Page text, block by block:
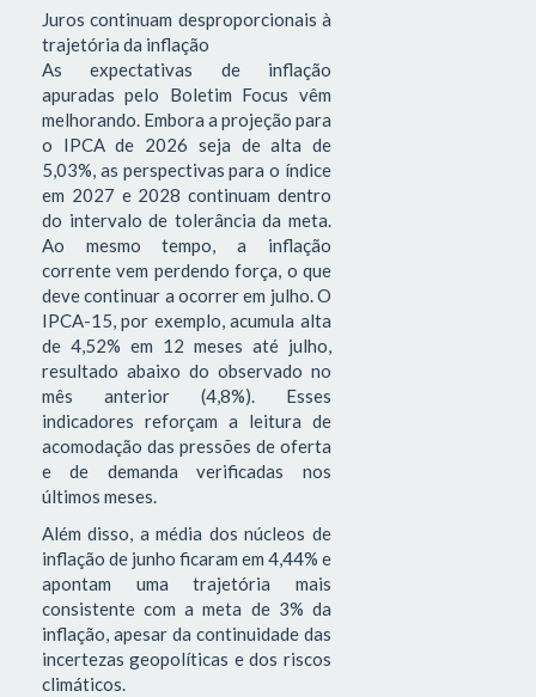
Juros continuam desproporcionais à
trajetória da inflação
As expectativas de inflação
apuradas pelo Boletim Focus vêm
melhorando. Embora a projeção para
o IPCA de 2026 seja de alta de
5,03%, as perspectivas para o índice
em 2027 e 2028 continuam dentro
do intervalo de tolerância da meta.
Ao mesmo tempo, a inflação
corrente vem perdendo força, o que
deve continuar a ocorrer em julho. O
IPCA-15, por exemplo, acumula alta
de 4,52% em 12 meses até julho,
resultado abaixo do observado no
mês anterior (4,8%). Esses
indicadores reforçam a leitura de
acomodação das pressões de oferta
e de demanda verificadas nos
últimos meses.
Além disso, a média dos núcleos de
inflação de junho ficaram em 4,44% e
apontam uma trajetória mais
consistente com a meta de 3% da
inflação, apesar da continuidade das
incertezas geopolíticas e dos riscos
climáticos.